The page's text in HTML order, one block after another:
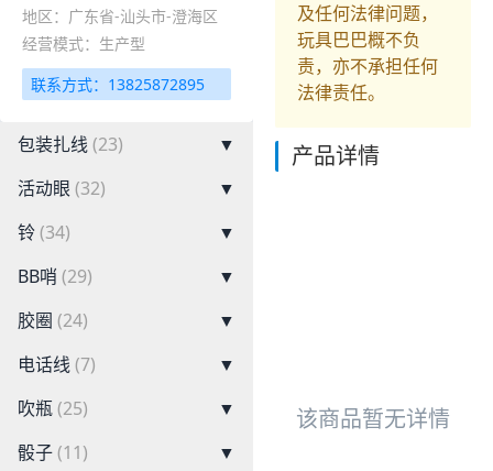
地区：广东省-汕头市-澄海区
经营模式：生产型
联系方式：13825872895
包装扎线(23)
▼
活动眼 (32)
▼
铃(34)
▼
BB哨 (29)
▼
胶圈 (24)
▼
电话线(7)
▼
吹瓶(25)
▼
骰子(11)
▼
及任何法律问题，
玩具巴巴概不负
责，亦不承担任何
法律责任。
产品详情
该商品暂无详情